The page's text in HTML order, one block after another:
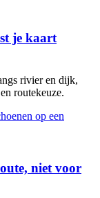
je kaart
rivier en dijk,
routekeuze.
niet voor